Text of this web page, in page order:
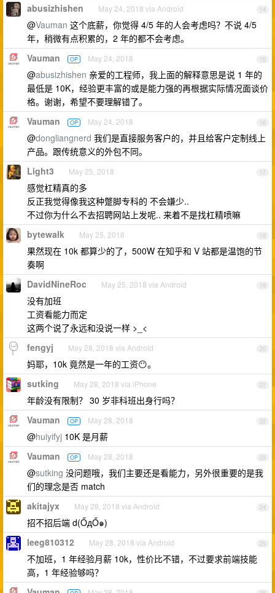
14
abusizhishen May 24, 2018 via Android
@Vauman 这个底薪，你觉得 4/5 年的人会考虑吗？不说 4/5
年，稍微有点积累的，2 年的都不会考虑。
15
Vauman OP May 24, 2018
@abusizhishen 亲爱的工程师，我上面的解释意思是说 1 年的
最低是 10K，经验更丰富的或是能力强的再根据实际情况面谈价
格。谢谢，希望不要理解错了。
16
Vauman OP May 24, 2018
@dongliangnerd 我们是直接服务客户的，并且给客户定制线上
产品。跟传统意义的外包不同。
17
Light3 May 25, 2018
感觉杠精真的多
反正我觉得像我这种蹩脚专科的 不会嫌少..
不过你为什么不去招聘网站上发呢.. 来着不是找杠精喷嘛
18
bytewalk May 25, 2018
果然现在 10k 都算少的了，500W 在知乎和 V 站都是温饱的节
奏啊
19
DavidNineRoc May 25, 2018 via Android
没有加班
工资看能力而定
这两个说了永远和没说一样 >_<
20
fengyj May 28, 2018 via Android
妈耶，10k 竟然是一年的工资😶。
21
sutking May 28, 2018 via iPhone
年龄没有限制？ 30 岁非科班出身行吗？
22
Vauman OP May 28, 2018
@huiyifyj 10K 是月薪
23
Vauman OP May 28, 2018
@sutking 没问题哦，我们主要还是看能力，另外很重要的是我
们的理念是否 match
24
akitajyx May 28, 2018 via Android
招不招后端 d(ŐдŐ๑)
25
leeg810312 May 28, 2018 via Android
不加班，1 年经验月薪 10k，性价比不错，不过要求前端技能
高，1 年经验够吗？